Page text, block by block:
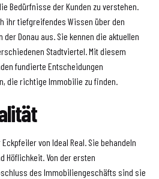
Bedürfnisse der Kunden zu verstehen.
ihr tiefgreifendes Wissen über den
Donau aus. Sie kennen die aktuellen
Stadtviertel. Mit diesem
fundierte Entscheidungen
die richtige Immobilie zu finden.
von Ideal Real. Sie behandeln
Höflichkeit. Von der ersten
des Immobiliengeschäfts sind sie